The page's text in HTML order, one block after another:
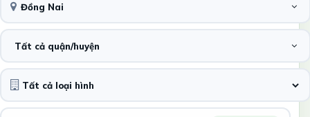
Đồng Nai
Tất cả quận/huyện